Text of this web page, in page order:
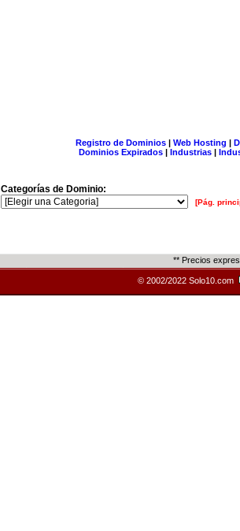
Registro de Dominios| Web Hosting |
Dominios Expirados | Industrias |
Categorías de Dominio:
[Pág.
** Precios
© 2002/2022 Solo10.com